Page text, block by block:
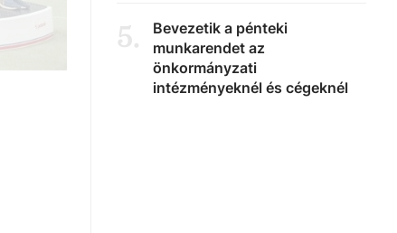
5.
Bevezetik a pénteki
munkarendet az
önkormányzati
intézményeknél és cégeknél